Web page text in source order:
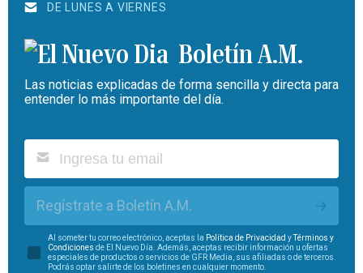
DE LUNES A VIERNES
Boletín A.M.
Las noticias explicadas de forma sencilla y directa para
entender lo más importante del día.
Regístrate a Boletín A.M.
Al someter tu correo electrónico, aceptas la Política de Privacidad y
Términos y
Condiciones de El Nuevo Día. Además, aceptas recibir información u ofertas
especiales de productos o servicios de GFR Media, sus afiliadas o de terceros.
Podrás optar salirte de los boletines en cualquier momento.